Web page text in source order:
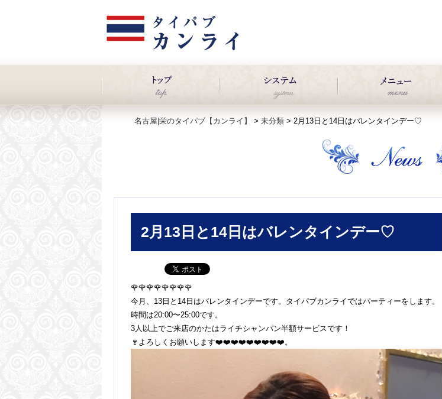
名古屋|栄のタイパブ【カンライ】 > 未分類 > 2月13日と14日はバレンタインデー♡
2月13日と14日はバレンタインデー♡
🌹🌹🌹🌹🌹🌹🌹🌹
今月、13日と14日はバレンタインデーです。タイパブカンライではパーティーをします。
時間は20:00〜25:00です。
3人以上でご来店のかたはライチシャンパン半額サービスです！
🍷よろしくお願いします❤️❤️❤️❤️❤️❤️❤️❤️❤️。